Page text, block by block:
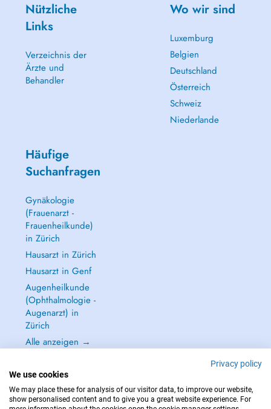
Nützliche
Links
Verzeichnis der
Ärzte und
Behandler
Wo wir sind
Luxemburg
Belgien
Deutschland
Österreich
Schweiz
Niederlande
Häufige
Suchanfragen
Gynäkologie
(Frauenarzt -
Frauenheilkunde)
in Zürich
Hausarzt in Zürich
Hausarzt in Genf
Augenheilkunde
(Ophthalmologie -
Augenarzt) in
Zürich
Alle anzeigen →
Privacy policy
We use cookies
We may place these for analysis of our visitor data, to improve our website,
show personalised content and to give you a great website experience. For